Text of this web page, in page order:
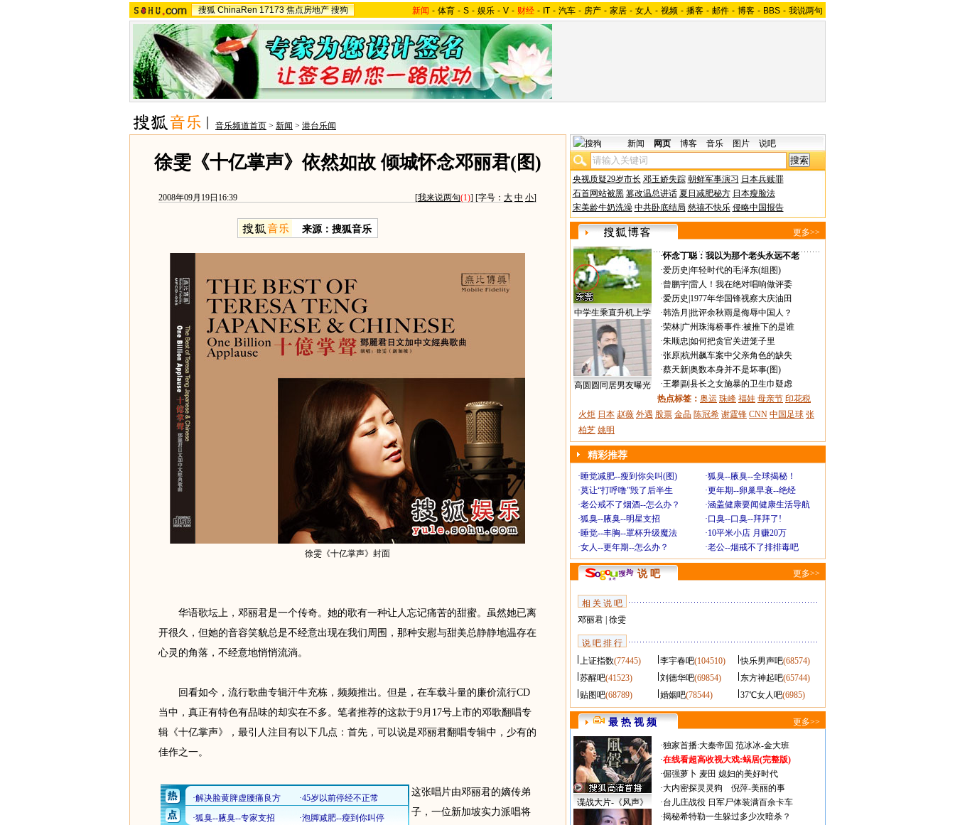
搜狐 ChinaRen 17173 焦点房地产 搜狗 新闻 - 体育 - S - 娱乐 - V - 财经 - IT - 汽车 - 房产 - 家居 - 女人 - 视频 - 播客 - 邮件 - 博客 - BBS - 我说两句
音乐频道首页 > 新闻 > 港台乐闻
徐雯《十亿掌声》依然如故 倾城怀念邓丽君(图)
2008年09月19日16:39 [我来说两句(1)] [字号： 大 中 小]
来源：搜狐音乐
徐雯《十亿掌声》封面
华语歌坛上，邓丽君是一个传奇。她的歌有一种让人忘记痛苦的甜蜜。虽然她已离
开很久，但她的音容笑貌总是不经意出现在我们周围，那种安慰与甜美总静静地温存在
心灵的角落，不经意地悄悄流淌。
回看如今，流行歌曲专辑汗牛充栋，频频推出。但是，在车载斗量的廉价流行CD
当中，真正有特色有品味的却实在不多。笔者推荐的这款于9月17号上市的邓歌翻唱专
辑《十亿掌声》，最引人注目有以下几点：首先，可以说是邓丽君翻唱专辑中，少有的
佳作之一。
这张唱片由邓丽君的嫡传弟
子，一位新加坡实力派唱将
新闻 网页 博客 音乐 图片 说吧
央视质疑29岁市长 邓玉娇失踪 朝鲜军事演习 日本兵赎罪
石首网站被黑 篡改温总讲话 夏日减肥秘方 日本瘦脸法
宋美龄牛奶洗澡 中共卧底结局 慈禧不快乐 侵略中国报告
更多>>
中学生乘直升机上学
高圆圆同居男友曝光
·怀念丁聪：我以为那个老头永远不老
·爱历史 年轻时代的毛泽东(组图)
·曾鹏宇|雷人！我在绝对唱响做评委
·爱历史 1977年华国锋视察大庆油田
·韩浩月 批评余秋雨是侮辱中国人？
·荣林| 广州珠海桥事件:被推下的是谁
·朱顺忠 如何把贪官关进笼子里
·张原|杭州飙车案中父亲角色的缺失
·蔡天新|奥数本身并不是坏事(图)
·王攀|副县长之女施暴的卫生巾疑虑
热点标签： 奥运 珠峰 福娃 母亲节 印花税
火炬 日本 赵薇 外遇 股票 金晶 陈冠希 谢霆锋 CNN 中国足球 张
柏芝 姚明
精彩推荐
·睡觉减肥--瘦到你尖叫(图) ·狐臭--腋臭--全球揭秘！
·莫让“打呼噜”毁了后半生 ·更年期--卵巢早衰--绝经
·老公戒不了烟酒--怎么办？ ·涵盖健康要闻健康生活导航
·狐臭--腋臭--明星支招 ·口臭--口臭--拜拜了!
·睡觉--丰胸--罩杯升级魔法 ·10平米小店 月赚20万
·女人--更年期--怎么办？ ·老公--烟戒不了排排毒吧
说 吧 更多>>
相 关 说 吧
邓丽君| 徐雯
说 吧 排 行
上证指数(77445) 李宇春吧(104510) 快乐男声吧(68574)
苏醒吧(41523) 刘德华吧(69854) 东方神起吧(65744)
贴图吧(68789) 婚姻吧(78544) 37℃女人吧(6985)
最 热 视 频 更多>>
谍战大片-《风声》
·独家首播:大秦帝国 范冰冰-金大班
·在线看超高收视大戏:蜗居(完整版)
·倔强萝卜 麦田 媳妇的美好时代
·大内密探灵灵狗
倪萍-美丽的事
·台儿庄战役 日军尸体装满百余卡车
·揭秘希特勒一生躲过多少次暗杀？